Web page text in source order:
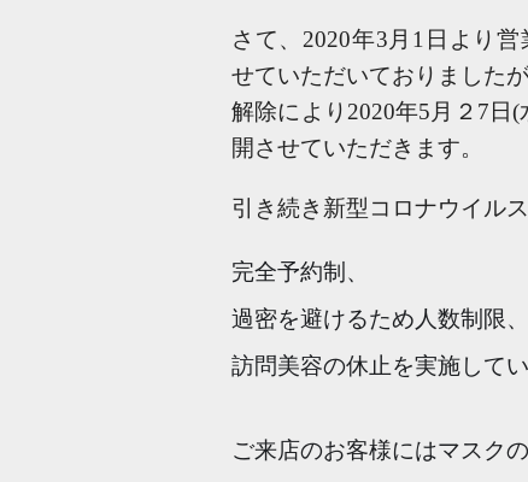
さて、2020年3月1日より
せていただいておりました
解除により 2020年5月２7日
開させていただきます。
引き続き 新型コロナウイル
完全予約制、
過密を避けるため人数制限、
訪問美容の休止を実施してい
ご来店のお客様にはマスク